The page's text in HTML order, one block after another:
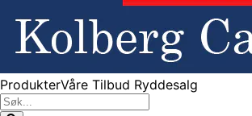
ProdukterVåre Tilbud Ryddesalg